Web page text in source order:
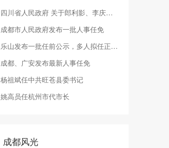
四川省人民政府 关于郎利影、李庆峰任职的通知
成都市人民政府发布一批人事任免
乐山发布一批任前公示，多人拟任正县级领导职务
成都、广安发布最新人事任免
杨祖斌任中共旺苍县委书记
姚高员任杭州市代市长
成都风光